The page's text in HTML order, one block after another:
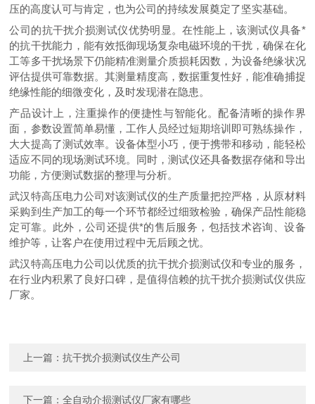
压的高度认可与肯定，也为公司的持续发展奠定了坚实基础。
公司的抗干扰介损测试仪优势明显。在性能上，该测试仪具备*
的抗干扰能力，能有效抵御现场复杂电磁环境的干扰，确保在化
工等多干扰场景下仍能精准测量介质损耗因数，为设备绝缘状况
评估提供可靠数据。其测量精度高，数据重复性好，能准确捕捉
绝缘性能的细微变化，及时发现潜在隐患。
产品设计上，注重操作的便捷性与智能化。配备清晰的操作界
面，参数设置简单易懂，工作人员经过短期培训即可熟练操作，
大大提高了测试效率。设备体型小巧，便于携带和移动，能轻松
适应不同的现场测试环境。同时，测试仪还具备数据存储和导出
功能，方便测试数据的整理与分析。
武汉特高压电力公司对该测试仪的生产质量把控严格，从原材料
采购到生产加工的每一个环节都经过细致检验，确保产品性能稳
定可靠。此外，公司还提供*的售后服务，包括技术咨询、设备
维护等，让客户在使用过程中无后顾之忧。
武汉特高压电力公司以优质的抗干扰介损测试仪和专业的服务，
在行业内积累了良好口碑，是值得信赖的抗干扰介损测试仪供应
厂家。
上一篇：抗干扰介损测试仪生产公司
下一篇：全自动介损测试仪厂家有哪些